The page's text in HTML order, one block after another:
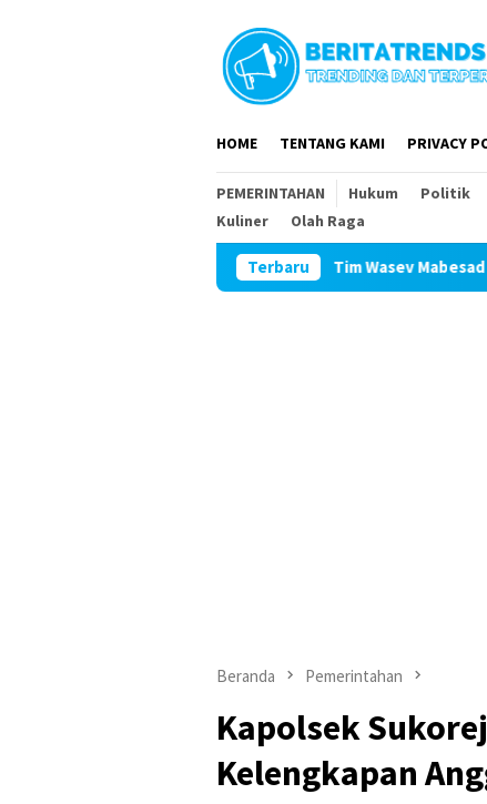
HOME TENTANG KAMI PRIVACY
PEMERINTAHAN Hukum Politik
Kuliner
Olah Raga
Terbaru
Tim Wasev Mabesad Kunjungi
Beranda Pemerintahan
Kapolsek
Kelengkapan